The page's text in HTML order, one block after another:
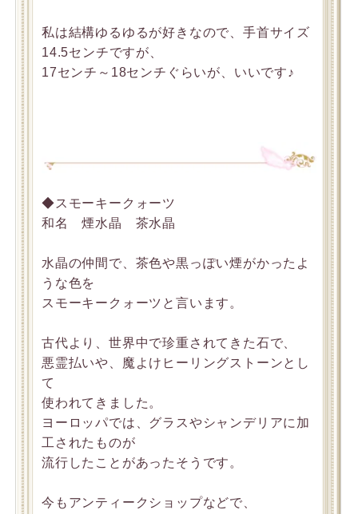
私は結構ゆるゆるが好きなので、手首サイズ
14.5センチですが、
17センチ～18センチぐらいが、いいです♪
◆スモーキークォーツ
和名 煙水晶 茶水晶
水晶の仲間で、茶色や黒っぽい煙がかったよ
うな色を
スモーキークォーツと言います。
古代より、世界中で珍重されてきた石で、
悪霊払いや、魔よけヒーリングストーンとし
て
使われてきました。
ヨーロッパでは、グラスやシャンデリアに加
工されたものが
流行したことがあったそうです。
今もアンティークショップなどで、